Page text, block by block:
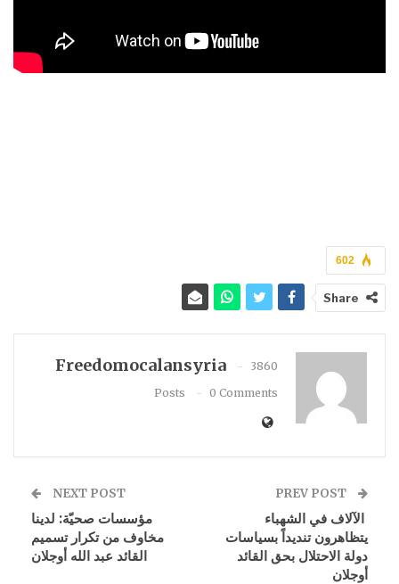
602
Share
Freedomocalansyria
3860
Posts
0 Comments
الآلاف في الشهباء
يتظاهرون تنديداً بسياسات
دولة الاحتلال بحق القائد
أوجلان
NEXT POST
​​​​​​​مؤسسات صحيّة: لدينا
مخاوف من تكرار تسميم
القائد عبد الله أوجلان